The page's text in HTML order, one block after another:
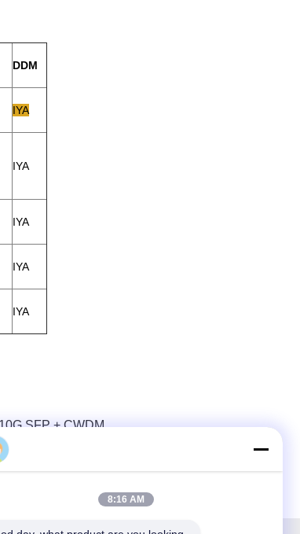
DDM
IYA
IYA
IYA
IYA
IYA
SFP + CWDM
8:16 AM